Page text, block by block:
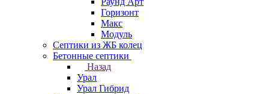
Горизонт
Макс
Модуль
Септики из ЖБ колец
Бетонные септики
Назад
Урал
Урал Гибрид